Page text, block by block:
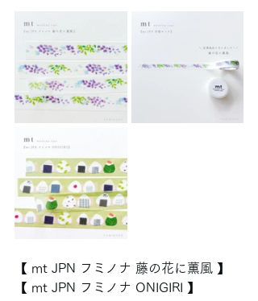
【 mt JPN フミノナ 藤の花に薫風 】
【 mt JPN フミノナ ONIGIRI 】